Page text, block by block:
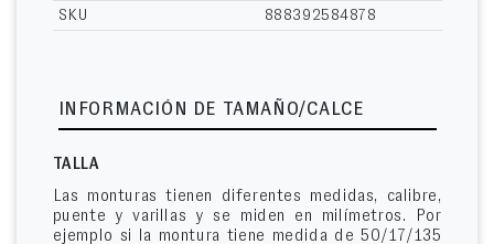
SKU
888392584878
INFORMACIÓN DE TAMAÑO/CALCE
TALLA
Las monturas tienen diferentes medidas, calibre,
puente y varillas y se miden en milímetros. Por
ejemplo si la montura tiene medida de 50/17/135